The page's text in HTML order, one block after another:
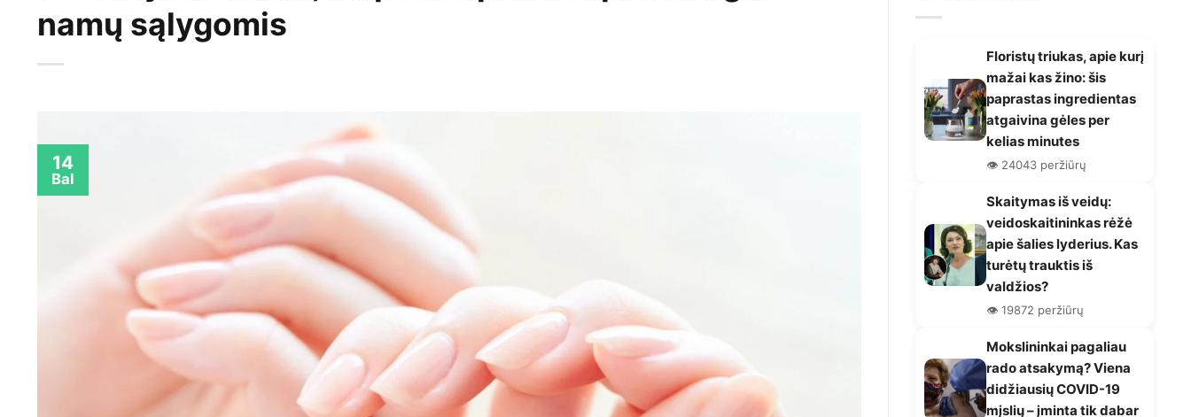
namų sąlygomis
14
Bal
Floristų triukas, apie kurį
mažai kas žino: šis
paprastas ingredientas
atgaivina gėles per
kelias minutes
👁️ 24043 peržiūrų
Skaitymas iš veidų:
veidoskaitininkas rėžė
apie šalies lyderius. Kas
turėtų trauktis iš
valdžios?
👁️ 19872 peržiūrų
Mokslininkai pagaliau
rado atsakymą? Viena
didžiausių COVID-19
mįslių – įminta tik dabar